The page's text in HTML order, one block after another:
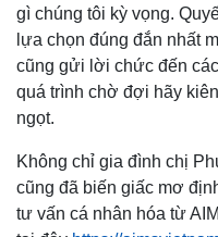
gì chúng tôi kỳ vọng.
lựa chọn đúng đắn nhất
cũng gửi lời chức đến
quá trình chờ đợi hãy
ngọt.
Không chỉ gia đình chị
cũng đã biến giấc mơ
tư vấn cá nhân hóa từ